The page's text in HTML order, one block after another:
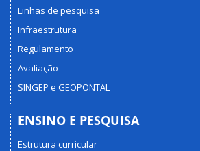
Linhas de pesquisa
Infraestrutura
Regulamento
Avaliação
SINGEP e GEOPONTAL
ENSINO E PESQUISA
Estrutura curricular